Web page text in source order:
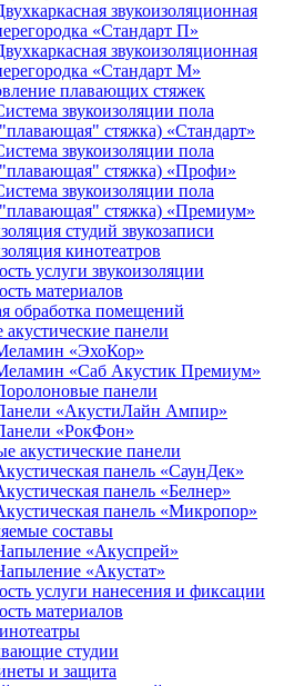
звукоизоляционная
«Стандарт П»
звукоизоляционная
«Стандарт М»
плавающих стяжек
звукоизоляции пола
стяжка) «Стандарт»
звукоизоляции пола
стяжка) «Профи»
звукоизоляции пола
стяжка) «Премиум»
студий звукозаписи
кинотеатров
услуги звукоизоляции
материалов
обработка помещений
акустические панели
«ЭхоКор»
«Саб Акустик Премиум»
панели
«АкустиЛайн Ампир»
«РокФон»
акустические панели
панель «СаунДек»
панель «Белнер»
панель «Микропор»
составы
«Акуспрей»
«Акустат»
услуги нанесения и фиксации
материалов
студии
и защита